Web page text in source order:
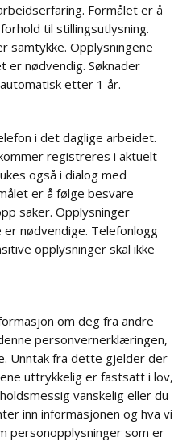
Formålet er å
til stillingsutlysning.
samtykke. Opplysningene
er nødvendig. Søknader
etter 1 år.
i det daglige arbeidet.
registreres i aktuelt
også i dialog med
er å følge besvare
saker. Opplysninger
nødvendige. Telefonlogg
opplysninger skal ikke
om deg fra andre
personvernerklæringen,
Unntak fra dette gjelder der
uttrykkelig er fastsatt i lov,
vanskelig eller du
inn informasjonen og hva vi
personopplysninger som er